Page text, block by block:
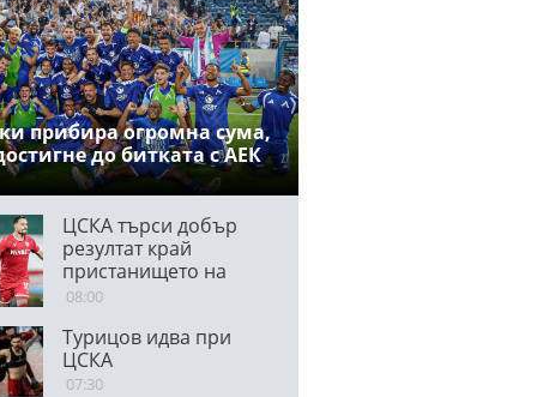
прибира огромна сума,
до битката с АЕК
ЦСКА търси добър
резултат край
пристанището на
магьосницата
08:00
Турицов идва при
ЦСКА
07:30